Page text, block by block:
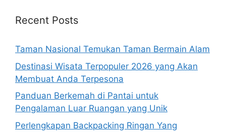
Recent Posts
Taman Nasional Temukan Taman Bermain Alam
Destinasi Wisata Terpopuler 2026 yang Akan
Membuat Anda Terpesona
Panduan Berkemah di Pantai untuk
Pengalaman Luar Ruangan yang Unik
Perlengkapan Backpacking Ringan Yang